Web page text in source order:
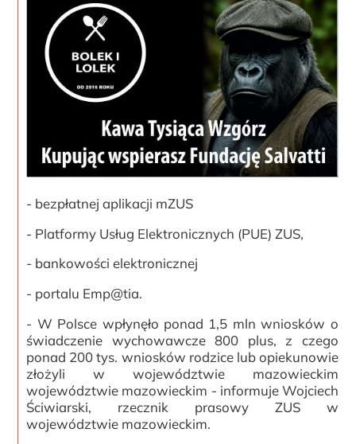
- bezpłatnej aplikacji mZUS
- Platformy Usług Elektronicznych (PUE) ZUS,
- bankowości elektronicznej
- portalu Emp@tia.
- W Polsce wpłynęło ponad 1,5 mln wniosków o
świadczenie wychowawcze 800 plus, z czego
ponad 200 tys. wniosków rodzice lub opiekunowie
złożyli w województwie mazowieckim
województwie mazowieckim - informuje Wojciech
Ściwiarski, rzecznik prasowy ZUS w
województwie mazowieckim.